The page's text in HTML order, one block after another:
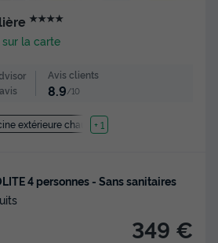
★★★★
sur la carte
Avis clients
8.9/10
extérieure chauffée
+ 1
4 personnes - Sans sanitaires
349 €